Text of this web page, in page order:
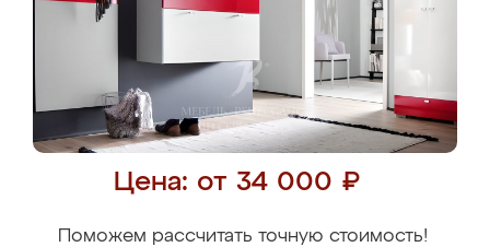
Цена: от 34 000 ₽
Поможем рассчитать точную стоимость!